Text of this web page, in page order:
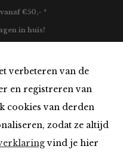
verbeteren van de
en registreren van
cookies van derden
zodat ze altijd
vind je hier
€50,- *
in huis!